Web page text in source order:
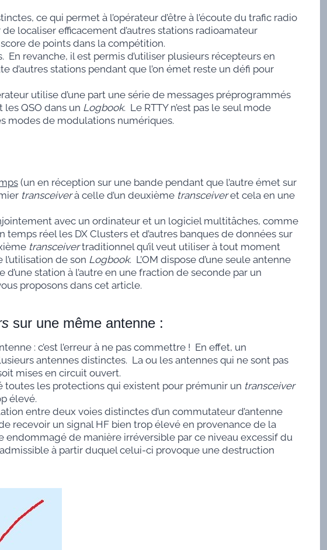
ce qui permet à l’opérateur d’être à l’écoute du trafic radio
localiser efficacement d’autres stations radioamateur
de points dans la compétition.
revanche, il est permis d’utiliser plusieurs récepteurs en
d’autres stations pendant que l’on émet reste un défi pour
utilise d’une part une série de messages préprogrammés
QSO dans un Logbook. Le RTTY n’est pas le seul mode
modes de modulations numériques.
(un en réception sur une bande pendant que l’autre émet sur
transceiverà celle d’un deuxième transceiveret cela en une
avec un ordinateur et un logiciel multitâches, comme
réel les DX Clusters et d’autres banques de données sur
transceivertraditionnel qu’il veut utiliser à tout moment
de son Logbook. L’OM dispose d’une seule antenne
station à l’autre en une fraction de seconde par un
proposons dans cet article.
sur une même antenne :
: c’est l’erreur à ne pas commettre ! En effet, un
antennes distinctes. La ou les antennes qui ne sont pas
mises en circuit ouvert.
les protections qui existent pour prémunir un transceiver
élevé.
entre deux voies distinctes d’un commutateur d’antenne
recevoir un signal HF bien trop élevé en provenance de la
endommagé de manière irréversible par ce niveau excessif du
à partir duquel celui-ci provoque une destruction